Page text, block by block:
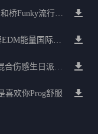
东南亚深情国语ProgHouse旋律交织安和桥Funky流行情怀串烧
巴西说唱珍藏旋律联合百大流行S厂牌EDM能量国际电音串烧
全英文Electro经典情怀祝贺新车落地混合伤感生日派对中文Club串烧
喜欢你Prog舒服